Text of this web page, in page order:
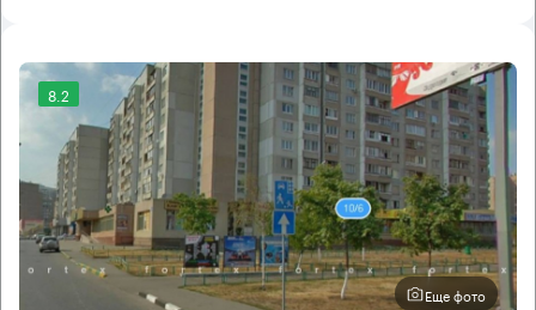
8.2
Еще фото